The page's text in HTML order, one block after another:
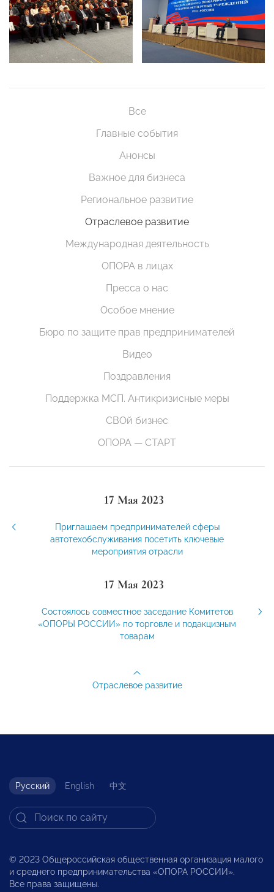
Все
Главные события
Анонсы
Важное для бизнеса
Региональное развитие
Отраслевое развитие
Международная деятельность
ОПОРА в лицах
Пресса о нас
Особое мнение
Бюро по защите прав предпринимателей
Видео
Поздравления
Поддержка МСП. Антикризисные меры
СВОй бизнес
ОПОРА — СТАРТ
17 Мая 2023
Приглашаем предпринимателей сферы
автотехобслуживания посетить ключевые
мероприятия отрасли
17 Мая 2023
Состоялось совместное заседание Комитетов
«ОПОРЫ РОССИИ» по торговле и подакцизным
товарам
Отраслевое развитие
Русский English 中文
© 2023 Общероссийская общественная организация малого
и среднего предпринимательства «ОПОРА РОССИИ».
Все права защищены.